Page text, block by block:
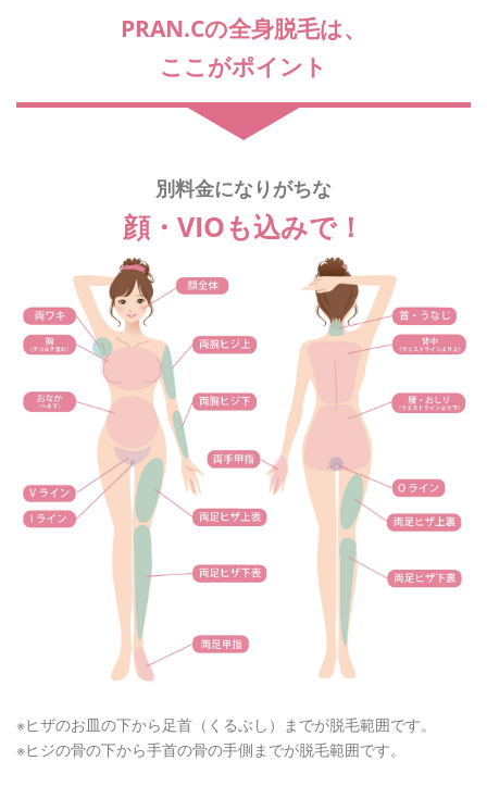
PRAN.Cの全身脱毛は、
ここがポイント
別料金になりがちな
顔・VIOも込みで！
※ヒザのお皿の下から足首（くるぶし）までが脱毛範囲です。
※ヒジの骨の下から手首の骨の手側までが脱毛範囲です。